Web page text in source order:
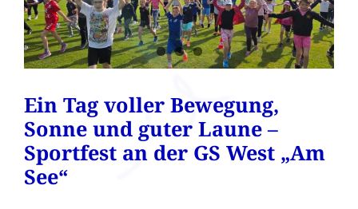
Ein Tag voller Bewegung,
Sonne und guter Laune –
Sportfest an der GS West „Am
See“